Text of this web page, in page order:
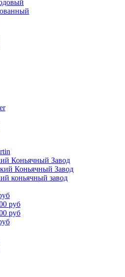
Коньячный Завод
Коньячный Завод
коньячный завод
руб
руб